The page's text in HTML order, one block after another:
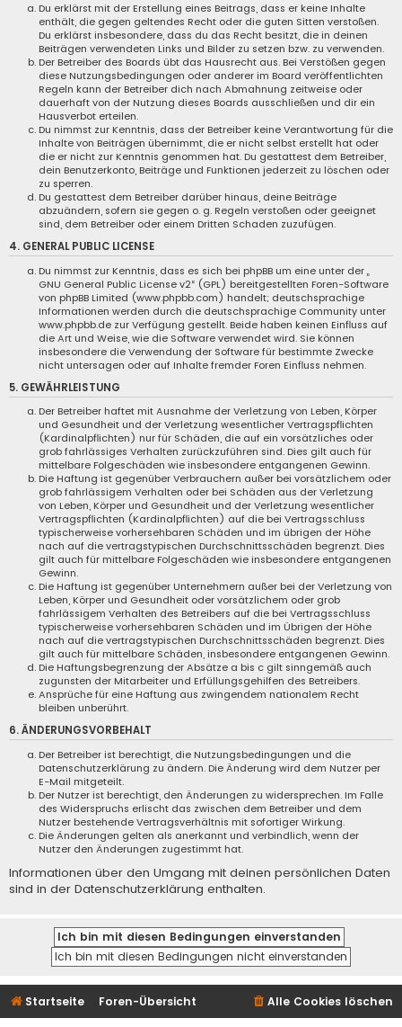
Du erklärst mit der Erstellung eines Beitrags, dass er keine Inhalte
enthält, die gegen geltendes Recht oder die guten Sitten verstoßen.
Du erklärst insbesondere, dass du das Recht besitzt, die in deinen
Beiträgen verwendeten Links und Bilder zu setzen bzw. zu verwenden.
Der Betreiber des Boards übt das Hausrecht aus. Bei Verstößen gegen
diese Nutzungsbedingungen oder anderer im Board veröffentlichten
Regeln kann der Betreiber dich nach Abmahnung zeitweise oder
dauerhaft von der Nutzung dieses Boards ausschließen und dir ein
Hausverbot erteilen.
Du nimmst zur Kenntnis, dass der Betreiber keine Verantwortung für die
Inhalte von Beiträgen übernimmt, die er nicht selbst erstellt hat oder
die er nicht zur Kenntnis genommen hat. Du gestattest dem Betreiber,
dein Benutzerkonto, Beiträge und Funktionen jederzeit zu löschen oder
zu sperren.
Du gestattest dem Betreiber darüber hinaus, deine Beiträge
abzuändern, sofern sie gegen o. g. Regeln verstoßen oder geeignet
sind, dem Betreiber oder einem Dritten Schaden zuzufügen.
4. GENERAL PUBLIC LICENSE
Du nimmst zur Kenntnis, dass es sich bei phpBB um eine unter der „
GNU General Public License v2“ (GPL) bereitgestellten Foren-Software
von phpBB Limited (www.phpbb.com) handelt; deutschsprachige
Informationen werden durch die deutschsprachige Community unter
www.phpbb.de zur Verfügung gestellt. Beide haben keinen Einfluss auf
die Art und Weise, wie die Software verwendet wird. Sie können
insbesondere die Verwendung der Software für bestimmte Zwecke
nicht untersagen oder auf Inhalte fremder Foren Einfluss nehmen.
5. GEWÄHRLEISTUNG
Der Betreiber haftet mit Ausnahme der Verletzung von Leben, Körper
und Gesundheit und der Verletzung wesentlicher Vertragspflichten
(Kardinalpflichten) nur für Schäden, die auf ein vorsätzliches oder
grob fahrlässiges Verhalten zurückzuführen sind. Dies gilt auch für
mittelbare Folgeschäden wie insbesondere entgangenen Gewinn.
Die Haftung ist gegenüber Verbrauchern außer bei vorsätzlichem oder
grob fahrlässigem Verhalten oder bei Schäden aus der Verletzung
von Leben, Körper und Gesundheit und der Verletzung wesentlicher
Vertragspflichten (Kardinalpflichten) auf die bei Vertragsschluss
typischerweise vorhersehbaren Schäden und im übrigen der Höhe
nach auf die vertragstypischen Durchschnittsschäden begrenzt. Dies
gilt auch für mittelbare Folgeschäden wie insbesondere entgangenen
Gewinn.
Die Haftung ist gegenüber Unternehmern außer bei der Verletzung von
Leben, Körper und Gesundheit oder vorsätzlichem oder grob
fahrlässigem Verhalten des Betreibers auf die bei Vertragsschluss
typischerweise vorhersehbaren Schäden und im Übrigen der Höhe
nach auf die vertragstypischen Durchschnittsschäden begrenzt. Dies
gilt auch für mittelbare Schäden, insbesondere entgangenen Gewinn.
Die Haftungsbegrenzung der Absätze a bis c gilt sinngemäß auch
zugunsten der Mitarbeiter und Erfüllungsgehilfen des Betreibers.
Ansprüche für eine Haftung aus zwingendem nationalem Recht
bleiben unberührt.
6. ÄNDERUNGSVORBEHALT
Der Betreiber ist berechtigt, die Nutzungsbedingungen und die
Datenschutzerklärung zu ändern. Die Änderung wird dem Nutzer per
E-Mail mitgeteilt.
Der Nutzer ist berechtigt, den Änderungen zu widersprechen. Im Falle
des Widerspruchs erlischt das zwischen dem Betreiber und dem
Nutzer bestehende Vertragsverhältnis mit sofortiger Wirkung.
Die Änderungen gelten als anerkannt und verbindlich, wenn der
Nutzer den Änderungen zugestimmt hat.
Informationen über den Umgang mit deinen persönlichen Daten
sind in der Datenschutzerklärung enthalten.
Startseite Foren-Übersicht Alle Cookies löschen